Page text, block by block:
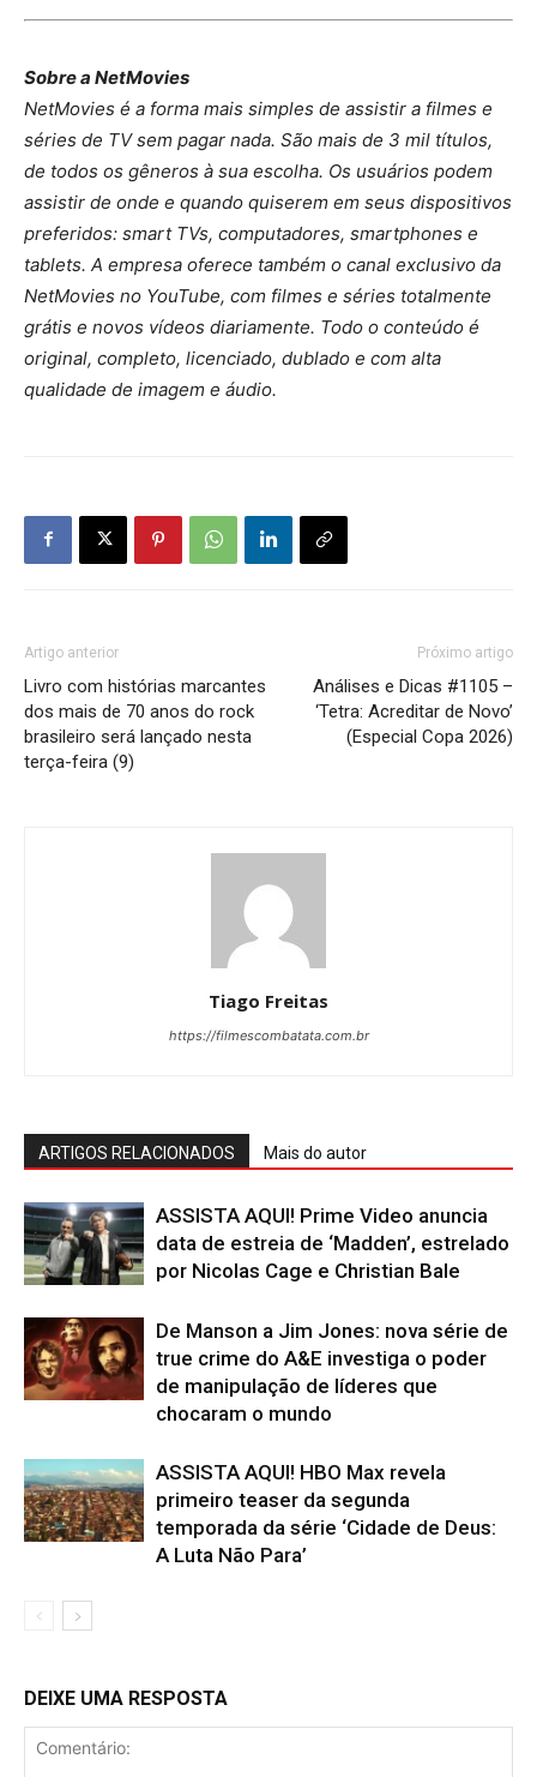
Sobre a NetMovies
NetMovies é a forma mais simples de assistir a filmes e
séries de TV sem pagar nada. São mais de 3 mil títulos,
de todos os gêneros à sua escolha. Os usuários podem
assistir de onde e quando quiserem em seus dispositivos
preferidos: smart TVs, computadores, smartphones e
tablets. A empresa oferece também o canal exclusivo da
NetMovies no YouTube, com filmes e séries totalmente
grátis e novos vídeos diariamente. Todo o conteúdo é
original, completo, licenciado, dublado e com alta
qualidade de imagem e áudio.
Artigo anterior
Livro com histórias marcantes
dos mais de 70 anos do rock
brasileiro será lançado nesta
terça-feira (9)
Próximo artigo
Análises e Dicas #1105 –
‘Tetra: Acreditar de Novo’
(Especial Copa 2026)
Tiago Freitas
https://filmescombatata.com.br
ARTIGOS RELACIONADOS Mais do autor
ASSISTA AQUI! Prime Video anuncia
data de estreia de ‘Madden’, estrelado
por Nicolas Cage e Christian Bale
De Manson a Jim Jones: nova série de
true crime do A&E investiga o poder
de manipulação de líderes que
chocaram o mundo
ASSISTA AQUI! HBO Max revela
primeiro teaser da segunda
temporada da série ‘Cidade de Deus:
A Luta Não Para’
DEIXE UMA RESPOSTA